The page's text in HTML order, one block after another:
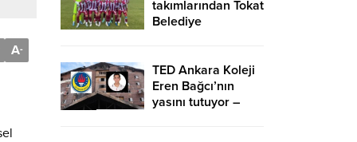
A-
takımlarından Tokat
Belediye
evinde ağırlayacak
TED Ankara Koleji
Eren Bağcı’nın
yasını tutuyor –